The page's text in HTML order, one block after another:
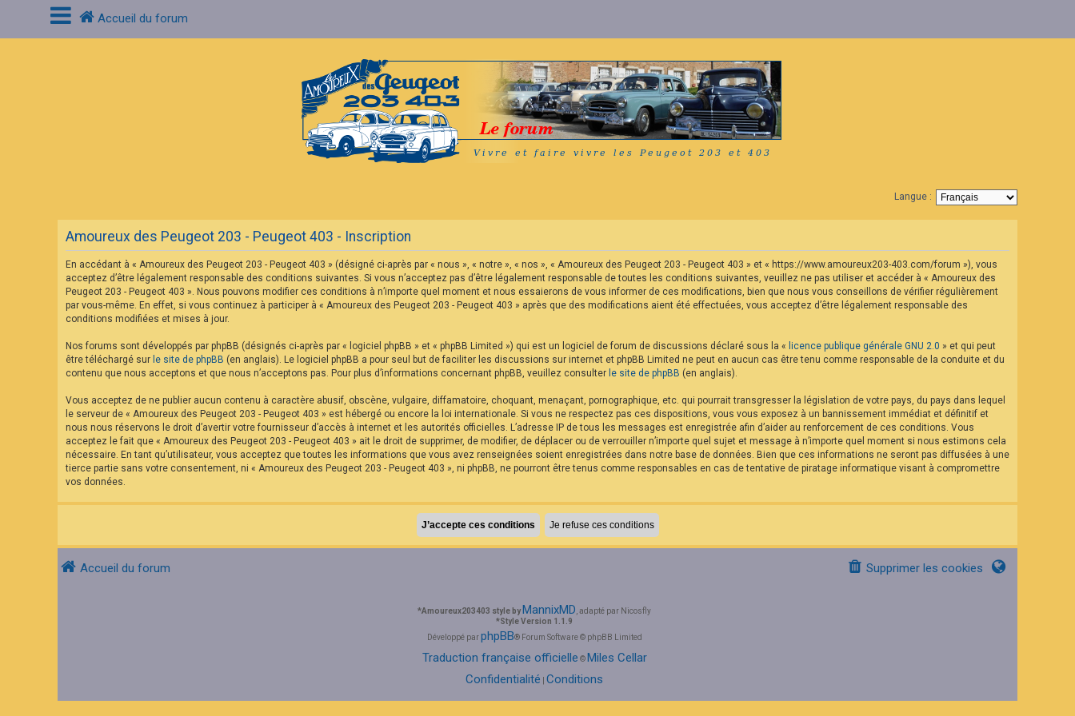
Accueil du forum
Langue :
Amoureux des Peugeot 203 - Peugeot 403 - Inscription
En accédant à « Amoureux des Peugeot 203 - Peugeot 403 » (désigné ci-après par « nous », « notre », « nos », « Amoureux des Peugeot 203 - Peugeot 403 » et « https://www.amoureux203-403.com/forum »), vous
acceptez d’être légalement responsable des conditions suivantes. Si vous n’acceptez pas d’être légalement responsable de toutes les conditions suivantes, veuillez ne pas utiliser et accéder à « Amoureux des
Peugeot 203 - Peugeot 403 ». Nous pouvons modifier ces conditions à n’importe quel moment et nous essaierons de vous informer de ces modifications, bien que nous vous conseillons de vérifier régulièrement
par vous-même. En effet, si vous continuez à participer à « Amoureux des Peugeot 203 - Peugeot 403 » après que des modifications aient été effectuées, vous acceptez d’être légalement responsable des
conditions modifiées et mises à jour.
Nos forums sont développés par phpBB (désignés ci-après par « logiciel phpBB » et « phpBB Limited ») qui est un logiciel de forum de discussions déclaré sous la « licence publique générale GNU 2.0 » et qui peut
être téléchargé sur le site de phpBB (en anglais). Le logiciel phpBB a pour seul but de faciliter les discussions sur internet et phpBB Limited ne peut en aucun cas être tenu comme responsable de la conduite et du
contenu que nous acceptons et que nous n’acceptons pas. Pour plus d’informations concernant phpBB, veuillez consulter le site de phpBB (en anglais).
Vous acceptez de ne publier aucun contenu à caractère abusif, obscène, vulgaire, diffamatoire, choquant, menaçant, pornographique, etc. qui pourrait transgresser la législation de votre pays, du pays dans lequel
le serveur de « Amoureux des Peugeot 203 - Peugeot 403 » est hébergé ou encore la loi internationale. Si vous ne respectez pas ces dispositions, vous vous exposez à un bannissement immédiat et définitif et
nous nous réservons le droit d’avertir votre fournisseur d’accès à internet et les autorités officielles. L’adresse IP de tous les messages est enregistrée afin d’aider au renforcement de ces conditions. Vous
acceptez le fait que « Amoureux des Peugeot 203 - Peugeot 403 » ait le droit de supprimer, de modifier, de déplacer ou de verrouiller n’importe quel sujet et message à n’importe quel moment si nous estimons cela
nécessaire. En tant qu’utilisateur, vous acceptez que toutes les informations que vous avez renseignées soient enregistrées dans notre base de données. Bien que ces informations ne seront pas diffusées à une
tierce partie sans votre consentement, ni « Amoureux des Peugeot 203 - Peugeot 403 », ni phpBB, ne pourront être tenus comme responsables en cas de tentative de piratage informatique visant à compromettre
vos données.
Accueil du forum Supprimer les cookies
*Amoureux203403 style byMannixMD , adapté par Nicosfly
*Style Version 1.1.9
Développé parphpBB® Forum Software © phpBB Limited
Traduction française officielle ©Miles Cellar
Confidentialité Conditions